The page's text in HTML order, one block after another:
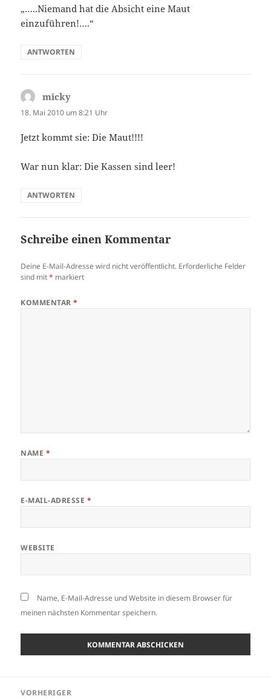
„…..Niemand hat die Absicht eine Maut
einzuführen!….“
ANTWORTEN
micky
18. Mai 2010 um 8:21 Uhr
Jetzt kommt sie: Die Maut!!!!
War nun klar: Die Kassen sind leer!
ANTWORTEN
Schreibe einen Kommentar
Deine E-Mail-Adresse wird nicht veröffentlicht. Erforderliche Felder
sind mit* markiert
KOMMENTAR*
NAME *
E-MAIL-ADRESSE *
WEBSITE
Name, E-Mail-Adresse und Website in diesem Browser für
meinen nächsten Kommentar speichern.
VORHERIGER